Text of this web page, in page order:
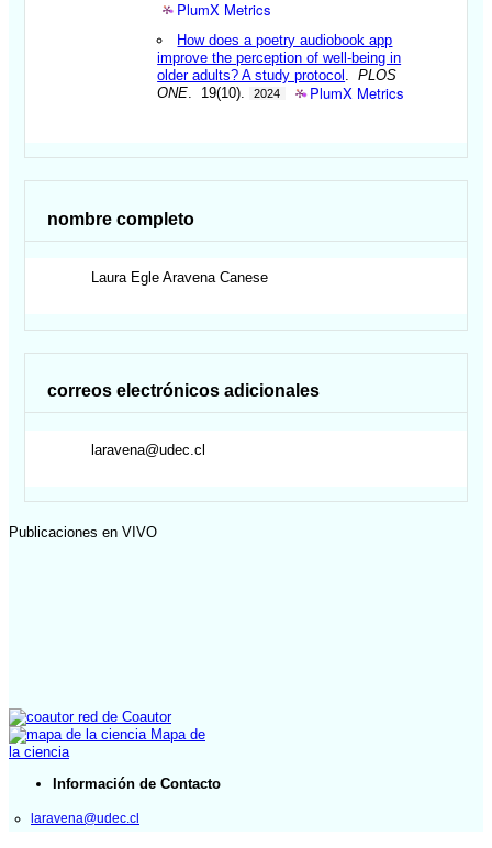
PlumX Metrics
How does a poetry audiobook app
improve the perception of well-being in
older adults? A study protocol
.PLOS
ONE . 19(10). 2024 PlumX Metrics
nombre completo
Laura Egle Aravena Canese
correos electrónicos adicionales
laravena@udec.cl
Publicaciones en VIVO
red de Coautor
Mapa de
la ciencia
Información de Contacto
laravena@udec.cl